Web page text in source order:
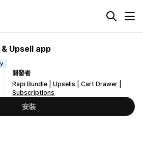
Upsell app
開發者
Rapi Bundle | Upsells | Cart Drawer |
Subscriptions
安裝